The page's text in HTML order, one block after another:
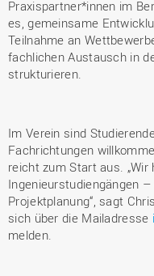
Praxispartner*innen im
es, gemeinsame
Teilnahme an
fachlichen Austausch in
strukturieren.
Im Verein sind
Fachrichtungen
reicht zum Start aus.
Ingenieurstudiengängen
Projektplanung“, sagt
sich über die Mailadresse
melden.